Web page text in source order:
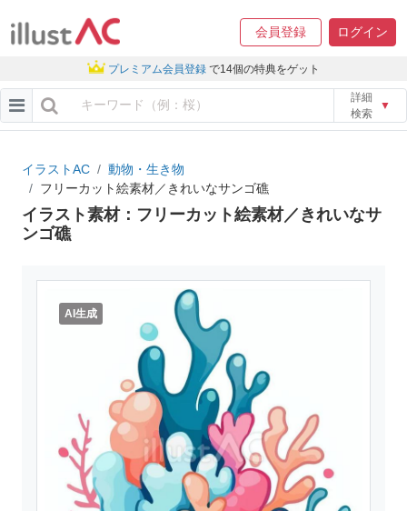
会員登録 ログイン
プレミアム会員登録 で14個の特典をゲット
詳細
検索
▼
イラストAC
動物・生き物
フリーカット絵素材／きれいなサンゴ礁
イラスト素材：フリーカット絵素材／きれいなサ
ンゴ礁
AI生成